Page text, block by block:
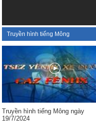
Truyền hình tiếng Mông
Truyền hình tiếng Mông ngày
19/7/2024